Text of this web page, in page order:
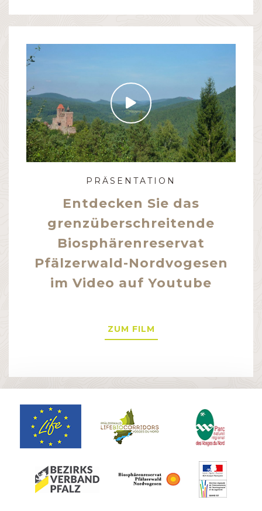
PRÄSENTATION
Entdecken Sie das
grenzüberschreitende
Biosphärenreservat
Pfälzerwald-Nordvogesen
im Video auf Youtube
ZUM FILM